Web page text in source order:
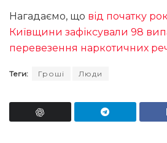
Нагадаємо, що від початку
Київщини зафіксували 98
перевезення наркотичних
Теги: Гроші Люди